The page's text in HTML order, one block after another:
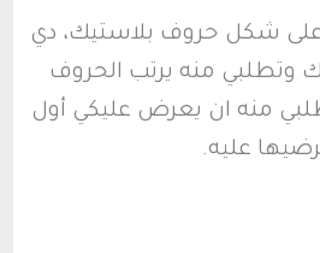
على شكل حروف بلاستيك، دي
وتطلبي منه يرتب الحروف
تطلبي منه ان يعرض عليكي أول
عليه.